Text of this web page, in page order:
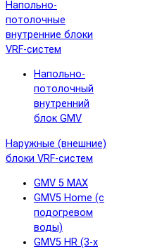
Напольно-
потолочные
внутренние блоки
VRF-систем
Напольно-
потолочный
внутренний
блок GMV
Наружные (внешние)
блоки VRF-систем
GMV 5 MAX
GMV5 Home (с
подогревом
воды)
GMV5 HR (3-х